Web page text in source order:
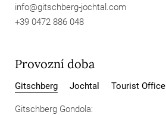
info@gitschberg-jochtal. com
+39 0472 886 048
Provozní doba
Gitschberg Jochtal Tourist Office
Gitschberg Gondola: